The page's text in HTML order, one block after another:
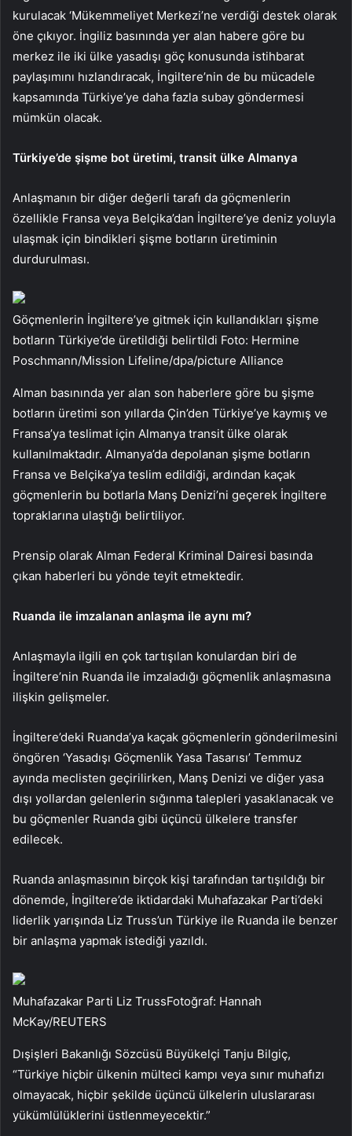
kurulacak ‘Mükemmeliyet Merkezi’ne verdiği destek olarak
öne çıkıyor. İngiliz basınında yer alan habere göre bu
merkez ile iki ülke yasadışı göç konusunda istihbarat
paylaşımını hızlandıracak, İngiltere’nin de bu mücadele
kapsamında Türkiye’ye daha fazla subay göndermesi
mümkün olacak.
Türkiye’de şişme bot üretimi, transit ülke Almanya
Anlaşmanın bir diğer değerli tarafı da göçmenlerin
özellikle Fransa veya Belçika’dan İngiltere’ye deniz yoluyla
ulaşmak için bindikleri şişme botların üretiminin
durdurulması.
Göçmenlerin İngiltere’ye gitmek için kullandıkları şişme
botların Türkiye’de üretildiği belirtildi Foto: Hermine
Poschmann/Mission Lifeline/dpa/picture Alliance
Alman basınında yer alan son haberlere göre bu şişme
botların üretimi son yıllarda Çin’den Türkiye’ye kaymış ve
Fransa’ya teslimat için Almanya transit ülke olarak
kullanılmaktadır. Almanya’da depolanan şişme botların
Fransa ve Belçika’ya teslim edildiği, ardından kaçak
göçmenlerin bu botlarla Manş Denizi’ni geçerek İngiltere
topraklarına ulaştığı belirtiliyor.
Prensip olarak Alman Federal Kriminal Dairesi basında
çıkan haberleri bu yönde teyit etmektedir.
Ruanda ile imzalanan anlaşma ile aynı mı?
Anlaşmayla ilgili en çok tartışılan konulardan biri de
İngiltere’nin Ruanda ile imzaladığı göçmenlik anlaşmasına
ilişkin gelişmeler.
İngiltere’deki Ruanda’ya kaçak göçmenlerin gönderilmesini
öngören ‘Yasadışı Göçmenlik Yasa Tasarısı’ Temmuz
ayında meclisten geçirilirken, Manş Denizi ve diğer yasa
dışı yollardan gelenlerin sığınma talepleri yasaklanacak ve
bu göçmenler Ruanda gibi üçüncü ülkelere transfer
edilecek.
Ruanda anlaşmasının birçok kişi tarafından tartışıldığı bir
dönemde, İngiltere’de iktidardaki Muhafazakar Parti’deki
liderlik yarışında Liz Truss’un Türkiye ile Ruanda ile benzer
bir anlaşma yapmak istediği yazıldı.
Muhafazakar Parti Liz TrussFotoğraf: Hannah
McKay/REUTERS
Dışişleri Bakanlığı Sözcüsü Büyükelçi Tanju Bilgiç,
“Türkiye hiçbir ülkenin mülteci kampı veya sınır muhafızı
olmayacak, hiçbir şekilde üçüncü ülkelerin uluslararası
yükümlülüklerini üstlenmeyecektir.”